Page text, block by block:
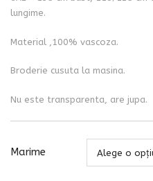
lungime.
Material ,100% vascoza.
Broderie cusuta la masina.
Nu este transparenta, are jupa.
Marime